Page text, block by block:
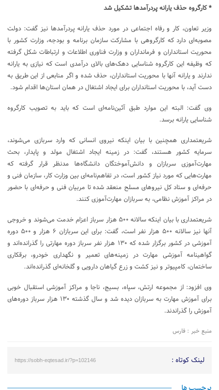
* کارگروه حذف یارانه پردرآمدها تشکیل شد
وزیر تعاون، کار و رفاه اجتماعی در مورد حذف یارانه پردرآمدها نیز گفت: دولت
مصوبه‌ای دارد که کارگروهی با مشارکت سازمان برنامه و بودجه، وزارت کشور با
محوریت استانداران و فرمانداران و وزارت فناوری اطلاعات و ارتباطات شکل گرفته
که وظیفه این کارگروه شناسایی دهک‌های بالای درآمدی است که نیازی به یارانه
ندارند و یارانه آنها با محوریت استانداران، حذف شده و اگر منابعی از این طریق به
دست آید، با محوریت استانداران برای ایجاد اشتغال در همان استان‌ها اقدام شود.
وی گفت:‌ البته این موارد طبق آئین‌نامه‌ای است که باید به تصویب کارگروه
شناسایی یارانه برسد.
شریعتمداری همچنین با بیان اینکه نیروی انسانی که وارد سربازی می‌شوند،
سرمایه کشور هستند، گفت: در زمینه ایجاد اشتغال مولد و پایدار، بحث
مهارت‌آموزی سربازان و دانش‌آموختگان دانشگاه‌ها مدنظر قرار گرفته که
مهارت‌هایی که مورد نیاز کشور است، در تفاهم‌نامه‌ای بین وزارت کار، سازمان فنی و
حرفه‌ای و ستاد کل نیروهای مسلح منعقد شده تا مربیان فنی و حرفه‌ای با حضور
در مراکز آموزش نظامی، به سربازان مهارت‌آموزی کنند.
شریعتمداری با بیان اینکه سالانه ۵۰۰ هزار سرباز اعزام خدمت می‌شوند و خروجی
آنها نیز سالانه ۵۰۰ هزار نفر است، گفت: برای این سربازان ۶ هزار و ۵۰۰ دوره
آموزشی در کشور برگزار شده که ۱۳۰ هزار نفر سرباز دوره مهارتی را گذرانده‌اند و
گواهینامه آموزشی مهارت در زمینه‌های تعمیر و نگهداری خودرو، برقکاری
ساختمان، کامپیوتر و نیز کشت و زرع گیاهان دارویی و گلخانه‌ای گذرانده‌اند.
وی افزود: از مجموعه ارتش، سپاه، بسیج، ناجا و مراکز آموزشی استقبال خوبی
برای آموزش مهارت به سربازان دیده شد و سال گذشته ۱۳۰ هزار سرباز دوره‌های
آموزش را گذراندند.
منبع خبر : فارس
لینک کوتاه : https://sobh-eqtesad.ir/?p=102146